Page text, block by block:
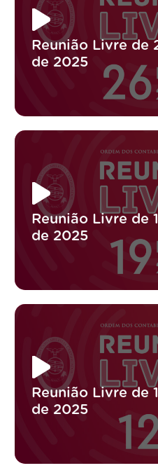
Reunião Livre de
de 2025
Reunião Livre de
de 2025
Reunião Livre de
de 2025